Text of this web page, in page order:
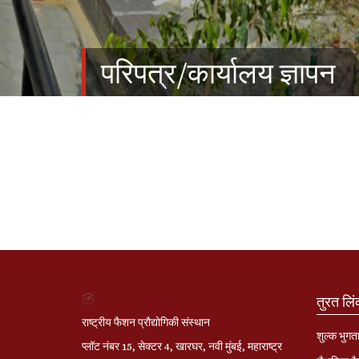
परिपत्र/कार्यालय ज्ञापन
राष्ट्रीय फैशन प्रौद्योगिकी संस्थान
प्लॉट नंबर 15, सेक्टर 4, खारघर, नवी मुंबई, महाराष्ट्र
तुरत
शुल्क